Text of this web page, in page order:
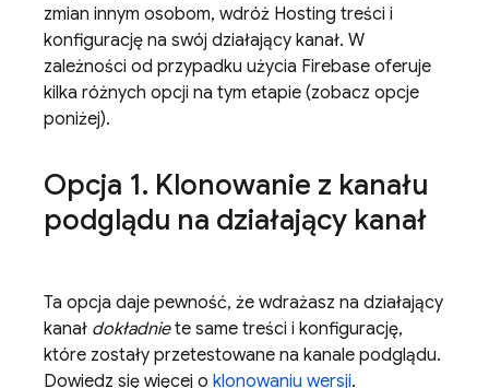
zmian innym osobom, wdróż Hosting treści i
konfigurację na swój działający kanał. W
zależności od przypadku użycia Firebase oferuje
kilka różnych opcji na tym etapie (zobacz opcje
poniżej).
Opcja 1. Klonowanie z kanału
podglądu na działający kanał
Ta opcja daje pewność, że wdrażasz na działający
kanał dokładniete same treści i konfigurację,
które zostały przetestowane na kanale podglądu.
Dowiedz się więcej o klonowaniu wersji.